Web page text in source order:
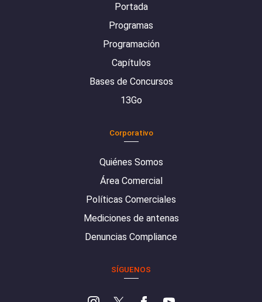
Portada
Programas
Programación
Capítulos
Bases de Concursos
13Go
Corporativo
Quiénes Somos
Área Comercial
Políticas Comerciales
Mediciones de antenas
Denuncias Compliance
SÍGUENOS